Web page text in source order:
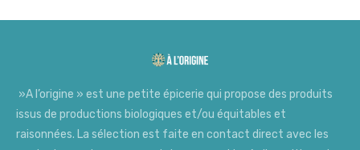
»A l’origine » est une petite épicerie qui propose des produits
issus de productions biologiques et/ou équitables et
raisonnées. La sélection est faite en contact direct avec les